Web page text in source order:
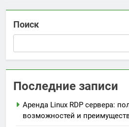
Поиск
Последние записи
Аренда Linux RDP сервера:
возможностей и